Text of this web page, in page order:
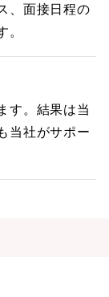
、面接日程の
。
す。結果は当
当社がサポー